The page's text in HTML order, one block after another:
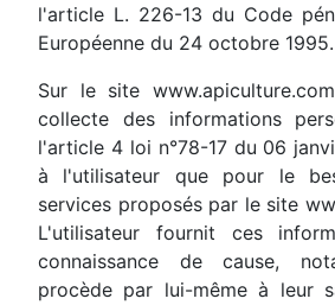
l'article L. 226-13 du Code
Européenne du 24 octobre 1995.
Sur le site
collecte des informations
l'article 4 loi n°78-17 du 06
à l'utilisateur que pour le
services proposés par le site
L'utilisateur fournit ces
connaissance de cause,
procède par lui-même à leur